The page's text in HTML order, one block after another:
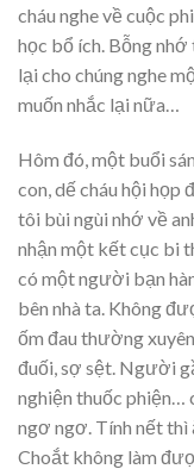
cháu nghe về cuộc
học bổ ích. Bỗng
lại cho chúng nghe
muốn nhắc lại nữa…
Hôm đó, một buổi
con, dế cháu hội họp
tôi bùi ngùi nhớ về
nhận một kết cục bi
có một người bạn
bên nhà ta. Không
ốm đau thường
đuối, sợ sệt. Người
nghiện thuốc phiện…
ngơ ngơ. Tính nết thì
Choắt không làm